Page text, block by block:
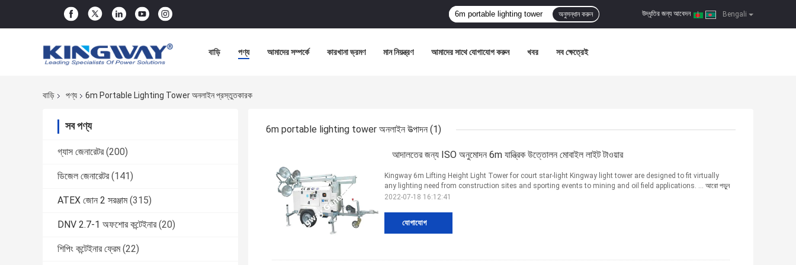
Bengali
উদ্ধৃতির জন্য আবেদন |
অনুসন্ধান করুন
বাড়ি পণ্য আমাদের সম্পর্কে কারখানা ভ্রমণ মান নিয়ন্ত্রণ আমাদের সাথে যোগাযোগ করুন খবর সব ক্ষেত্রেই
বাড়ি পণ্য 6m Portable Lighting Tower অনলাইন প্রস্তুতকারক
সব পণ্য
গ্যাস জেনারেটর (200)
ডিজেল জেনারেটর (141)
ATEX জোন 2 সরঞ্জাম (315)
DNV 2.7-1 অফশোর কন্টেইনার (20)
শিপিং কন্টেইনার ফ্রেম (22)
6m portable lighting tower অনলাইন উত্পাদন (1)
আদালতের জন্য ISO অনুমোদন 6m যান্ত্রিক উত্তোলন মোবাইল লাইট টাওয়ার
যোগাযোগ
Kingway 6m Lifting Height Light Tower for court star-light Kingway light tower are designed to fit virtually
any lighting need from construction sites and sporting events to mining and oil field applications. ... আরো পড়ুন
2022-07-18 16:12:41